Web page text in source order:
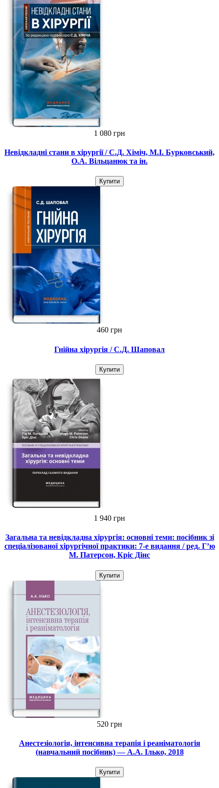
1 080 грн
Невідкладні стани в хірургії / С.Д. Хіміч, М.I. Бурковський,
О.А. Вільцанюк та ін.
Купити
460 грн
Гнійна хірургія / С.Д. Шаповал
Купити
1 940 грн
Загальна та невідкладна хірургія: основні теми: посібник зі
спеціалізованої хірургічної практики: 7-е видання / ред. Г’ю
М. Патерсон, Кріс Дінс
Купити
520 грн
Анестезіологія, інтенсивна терапія і реаніматологія
(навчальний посібник) — А.А. Ілько, 2018
Купити